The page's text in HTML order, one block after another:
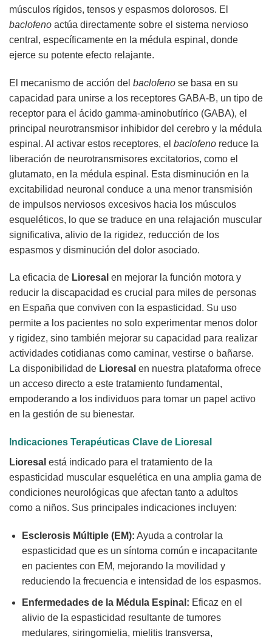
músculos rígidos, tensos y espasmos dolorosos. El
baclofeno actúa directamente sobre el sistema nervioso
central, específicamente en la médula espinal, donde
ejerce su potente efecto relajante.
El mecanismo de acción del baclofeno se basa en su
capacidad para unirse a los receptores GABA-B, un tipo de
receptor para el ácido gamma-aminobutírico (GABA), el
principal neurotransmisor inhibidor del cerebro y la médula
espinal. Al activar estos receptores, el baclofeno reduce la
liberación de neurotransmisores excitatorios, como el
glutamato, en la médula espinal. Esta disminución en la
excitabilidad neuronal conduce a una menor transmisión
de impulsos nerviosos excesivos hacia los músculos
esqueléticos, lo que se traduce en una relajación muscular
significativa, alivio de la rigidez, reducción de los
espasmos y disminución del dolor asociado.
La eficacia de Lioresal en mejorar la función motora y
reducir la discapacidad es crucial para miles de personas
en España que conviven con la espasticidad. Su uso
permite a los pacientes no solo experimentar menos dolor
y rigidez, sino también mejorar su capacidad para realizar
actividades cotidianas como caminar, vestirse o bañarse.
La disponibilidad de Lioresal en nuestra plataforma ofrece
un acceso directo a este tratamiento fundamental,
empoderando a los individuos para tomar un papel activo
en la gestión de su bienestar.
Indicaciones Terapéuticas Clave de Lioresal
Lioresal está indicado para el tratamiento de la
espasticidad muscular esquelética en una amplia gama de
condiciones neurológicas que afectan tanto a adultos
como a niños. Sus principales indicaciones incluyen:
Esclerosis Múltiple (EM): Ayuda a controlar la
espasticidad que es un síntoma común e incapacitante
en pacientes con EM, mejorando la movilidad y
reduciendo la frecuencia e intensidad de los espasmos.
Enfermedades de la Médula Espinal: Eficaz en el
alivio de la espasticidad resultante de tumores
medulares, siringomielia, mielitis transversa,